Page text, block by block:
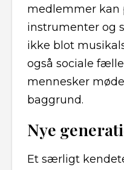
medlemmer kan
instrumenter og
ikke blot
også sociale
mennesker
baggrund.
Nye
Et særligt